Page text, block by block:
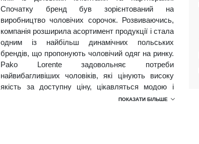
Спочатку бренд був зорієнтований на
виробництво чоловічих сорочок. Розвиваючись,
компанія розширила асортимент продукції і стала
одним із найбільш динамічних польських
брендів, що пропонують чоловічий одяг на ринку.
Pako Lorente задовольняє потреби
найвибагливіших чоловіків, які цінують високу
якість за доступну ціну, цікавляться модою і
стилем та мають особисте сприйняття.ПОКАЗАТИ БІЛЬШЕ